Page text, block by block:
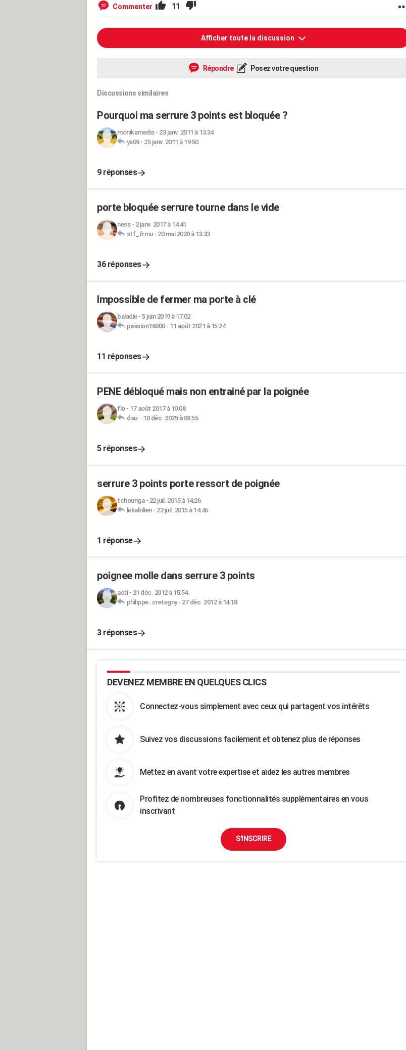
Commenter 11
Afficher toute la discussion
Répondre Posez votre question
Discussions similaires
Pourquoi ma serrure 3 points est bloquée ?
monikamedis- 23 janv. 2011 à 13:34
ys09- 25 janv. 2011 à 19:50
9 réponses
porte bloquée serrure tourne dans le vide
ness- 2 janv. 2017 à 14:41
stf_frmu- 20 mai 2020 à 13:33
36 réponses
Impossible de fermer ma porte à clé
baladie- 5 juin 2019 à 17:02
passion16000- 11 août 2021 à 15:24
11 réponses
PENE débloqué mais non entrainé par la poignée
flo- 17 août 2017 à 10:08
diaz - 10 déc. 2025 à 08:55
5 réponses
serrure 3 points porte ressort de poignée
tchounga- 22 juil. 2015 à 14:26
lekabilien- 22 juil. 2015 à 14:46
1 réponse
poignee molle dans serrure 3 points
asti- 21 déc. 2012 à 15:54
philippe..cretegny- 27 déc. 2012 à 14:18
3 réponses
DEVENEZ MEMBRE EN QUELQUES CLICS
Connectez-vous simplement avec ceux qui partagent vos intérêts
Suivez vos discussions facilement et obtenez plus de réponses
Mettez en avant votre expertise et aidez les autres membres
Profitez de nombreuses fonctionnalités supplémentaires en vous
inscrivant
S'INSCRIRE